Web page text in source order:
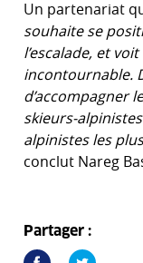
Un partenariat
souhaite se
l’escalade, et
incontournable.
d’accompagner
skieurs-
alpinistes les
conclut Nareg
Partager :